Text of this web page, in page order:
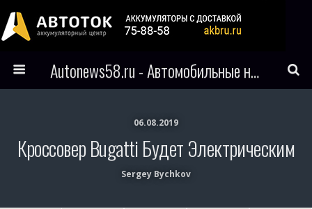
Autonews58.ru - Автомобильные новости Пензы и всего мира
06.08.2019
Кроссовер Bugatti Будет Электрическим
Sergey Bychkov